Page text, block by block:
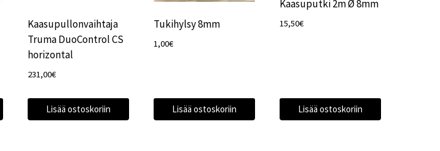
Kaasupullonvaihtaja
Truma DuoControl CS
horizontal
231,00€
Lisää ostoskoriin
Tukihylsy 8mm
1,00€
Lisää ostoskoriin
Kaasuputki 2m Ø 8mm
15,50€
Lisää ostoskoriin